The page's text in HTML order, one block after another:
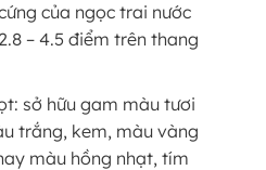
của ngọc trai nước
– 4.5 điểm trên thang
sở hữu gam màu tươi
trắng, kem, màu vàng
màu hồng nhạt, tím